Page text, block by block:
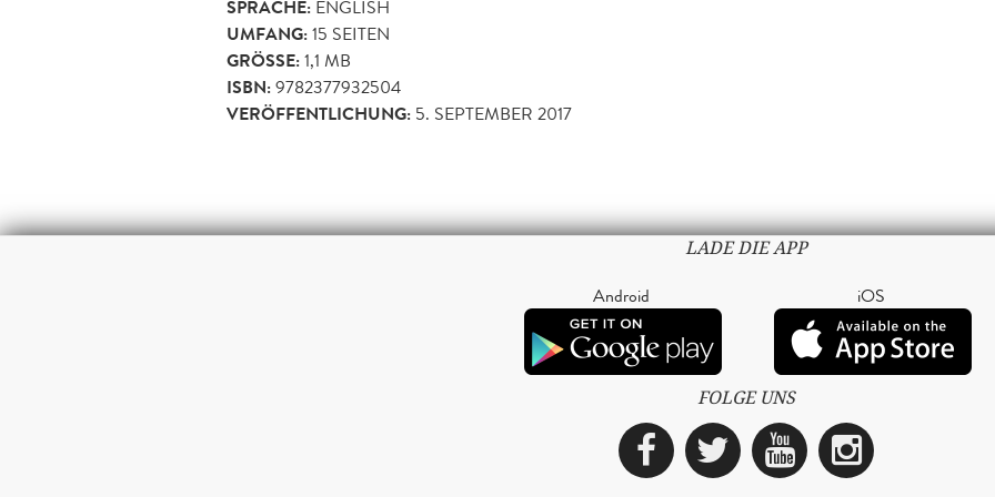
SPRACHE: ENGLISH
UMFANG:15 SEITEN
GRÖSSE: 1,1 MB
ISBN:9782377932504
VERÖFFENTLICHUNG: 5. SEPTEMBER 2017
LADE DIE APP
Android iOS
FOLGE UNS
Facebook
TwitterYouTube